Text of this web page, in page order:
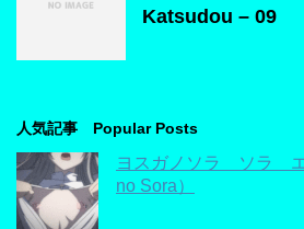
Katsudou – 09
人気記事 Popular Posts
ヨスガノソラ ソラ エ
no Sora）